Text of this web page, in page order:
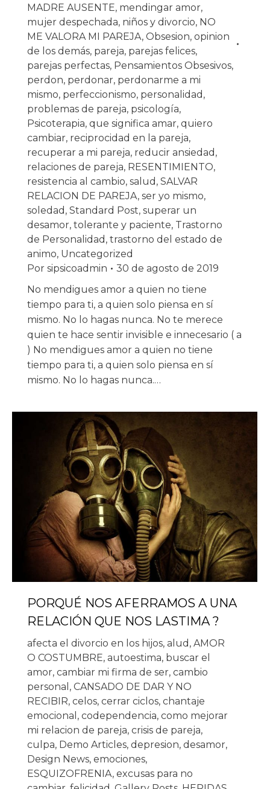
MADRE AUSENTE, mendingar amor,
mujer despechada, niños y divorcio, NO
ME VALORA MI PAREJA, Obsesion, opinion
de los demás, pareja, parejas felices,
parejas perfectas, Pensamientos Obsesivos,
perdon, perdonar, perdonarme a mi
mismo, perfeccionismo, personalidad ,
problemas de pareja, psicología,
Psicoterapia, que significa amar, quiero
cambiar, reciprocidad en la pareja,
recuperar a mi pareja, reducir ansiedad ,
relaciones de pareja, RESENTIMIENTO,
resistencia al cambio, salud , SALVAR
RELACION DE PAREJA, ser yo mismo,
soledad , Standard Post, superar un
desamor, tolerante y paciente, Trastorno
de Personalidad , trastorno del estado de
animo, Uncategorized
Por sipsicoadmin
30 de agosto de 2019
No mendigues amor a quien no tiene
tiempo para ti, a quien solo piensa en sí
mismo. No lo hagas nunca. No te merece
quien te hace sentir invisible e innecesario ( a
) No mendigues amor a quien no tiene
tiempo para ti, a quien solo piensa en sí
mismo. No lo hagas nunca.…
PORQUÉ NOS AFERRAMOS A UNA
RELACIÓN QUE NOS LASTIMA ?
afecta el divorcio en los hijos, alud , AMOR
O COSTUMBRE, autoestima, buscar el
amor, cambiar mi firma de ser, cambio
personal , CANSADO DE DAR Y NO
RECIBIR, celos, cerrar ciclos, chantaje
emocional , codependencia, como mejorar
mi relacion de pareja, crisis de pareja,
culpa, Demo Articles, depresion, desamor,
Design News, emociones,
ESQUIZOFRENIA, excusas para no